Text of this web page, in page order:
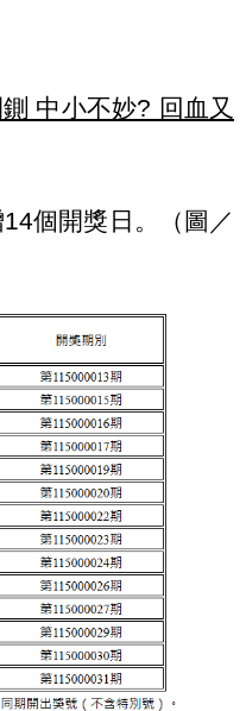
中小不妙? 回血又
個開獎日。（圖／